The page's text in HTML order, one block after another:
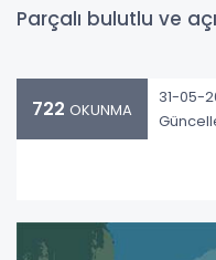
Parçalı bulutlu ve
722 OKUNMA
31-05-